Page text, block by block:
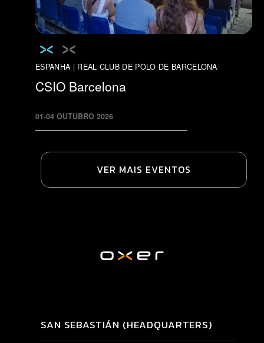
01-04 OUTUBRO 2026
CSIO Barcelona
ESPANHA | REAL CLUB DE POLO DE BARCELONA
VER MAIS EVENTOS
SAN SEBASTIÁN (HEADQUARTERS)